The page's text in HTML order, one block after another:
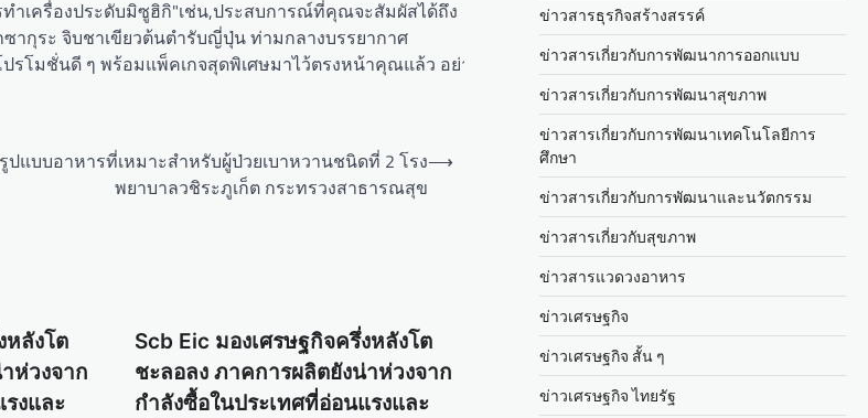
ำเครื่องประดับมิซูฮิกิ"เช่น,ประสบการณ์ที่คุณจะสัมผัสได้ถึง
กุระ จิบชาเขียวต้นตำรับญี่ปุ่น ท่ามกลางบรรยากาศ
โมชั่นดี ๆ พร้อมแพ็คเกจสุดพิเศษมาไว้ตรงหน้าคุณแล้ว อย่า
รูปแบบอาหารที่เหมาะสำหรับผู้ป่วยเบาหวานชนิดที่ 2 โรง
พยาบาลวชิระภูเก็ต กระทรวงสาธารณสุข
⟶
หลังโต
ห่วงจาก
งและ
Scb Eic มองเศรษฐกิจครึ่งหลังโต
ชะลอลง ภาคการผลิตยังน่าห่วงจาก
กำลังซื้อในประเทศที่อ่อนแรงและ
ข่าวสารธุรกิจสร้างสรรค์
ข่าวสารเกี่ยวกับการพัฒนาการออกแบบ
ข่าวสารเกี่ยวกับการพัฒนาสุขภาพ
ข่าวสารเกี่ยวกับการพัฒนาเทคโนโลยีการ
ศึกษา
ข่าวสารเกี่ยวกับการพัฒนาและนวัตกรรม
ข่าวสารเกี่ยวกับสุขภาพ
ข่าวสารแวดวงอาหาร
ข่าวเศรษฐกิจ
ข่าวเศรษฐกิจ สั้น ๆ
ข่าวเศรษฐกิจ ไทยรัฐ